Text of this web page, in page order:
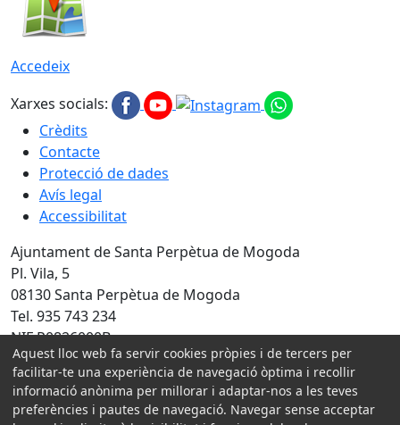
Accedeix
Xarxes socials:
Crèdits
Contacte
Protecció de dades
Avís legal
Accessibilitat
Ajuntament de Santa Perpètua de Mogoda
Pl. Vila, 5
08130 Santa Perpètua de Mogoda
Tel. 935 743 234
NIF P0826000B
Amb la col·laboració de:
Aquest lloc web fa servir cookies pròpies i de tercers per
facilitar-te una experiència de navegació òptima i recollir
informació anònima per millorar i adaptar-nos a les teves
preferències i pautes de navegació. Navegar sense acceptar